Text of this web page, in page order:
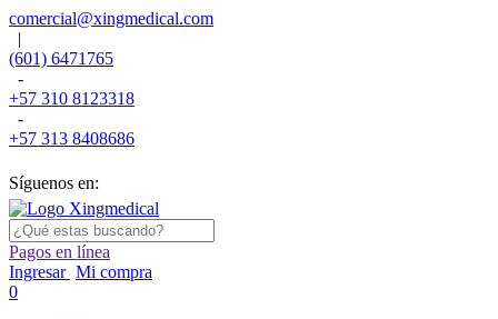
comercial@xingmedical.com
|
(601) 6471765
-
+57 310 8123318
-
+57 313 8408686
Síguenos en:
Pagos en línea
Ingresar Mi compra
0